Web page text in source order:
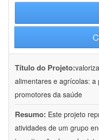
Título do Projeto:
alimentares e agrícolas:
promotores da saúde
Resumo: Este projeto
atividades de um grupo